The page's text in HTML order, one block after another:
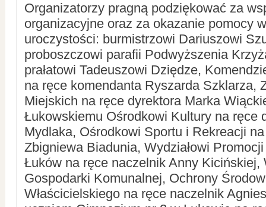
Organizatorzy pragną podziękować za
organizacyjne oraz za okazanie pomocy
uroczystości: burmistrzowi Dariuszowi
proboszczowi parafii Podwyższenia
prałatowi Tadeuszowi Dziędze,
na ręce komendanta Ryszarda Szklarza,
Miejskich na ręce dyrektora Marka
Łukowskiemu Ośrodkowi Kultury na ręce
Mydlaka, Ośrodkowi Sportu i Rekreacji
Zbigniewa Biadunia, Wydziałowi
Łuków na ręce naczelnik Anny Kicińskiej,
Gospodarki Komunalnej, Ochrony
Właścicielskiego na ręce naczelnik